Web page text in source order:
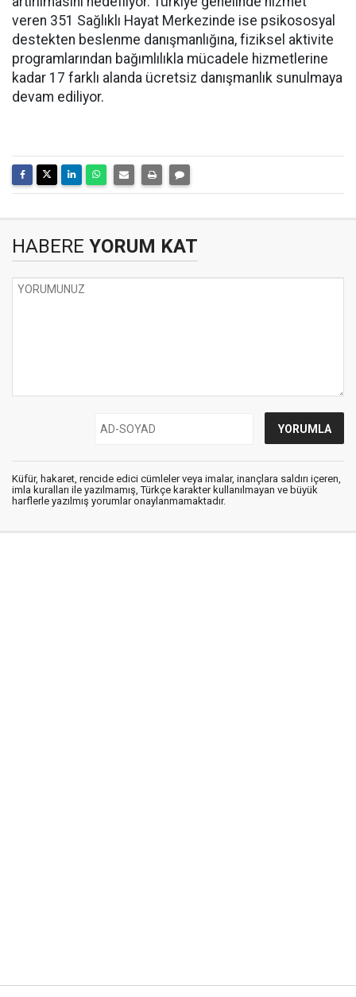
veren 351 Sağlıklı Hayat Merkezinde ise psikososyal
destekten beslenme danışmanlığına, fiziksel aktivite
programlarından bağımlılıkla mücadele hizmetlerine
kadar 17 farklı alanda ücretsiz danışmanlık sunulmaya
devam ediliyor.
HABERE YORUM KAT
Küfür, hakaret, rencide edici cümleler veya imalar, inançlara saldırı içeren,
imla kuralları ile yazılmamış, Türkçe karakter kullanılmayan ve büyük
harflerle yazılmış yorumlar onaylanmamaktadır.